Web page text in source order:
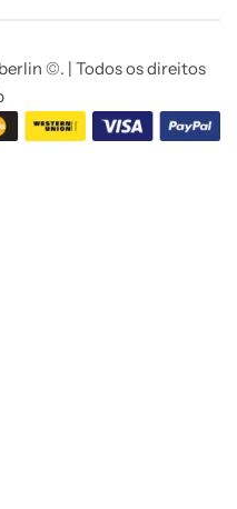
©. | Todos os direitos